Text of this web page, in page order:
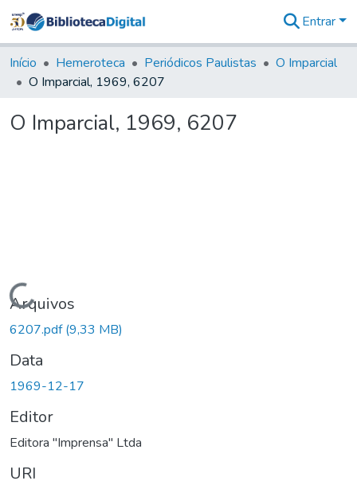
&
Coleções
Tudo na
Digital
Entrar
Início Hemeroteca Periódicos Paulistas
O Imparcial
O Imparcial, 1969, 6207
O Imparcial, 1969, 6207
Carregando...
Arquivos
6207.pdf(9,33 MB)
Data
1969-12-17
Editor
Editora "Imprensa" Ltda
URI